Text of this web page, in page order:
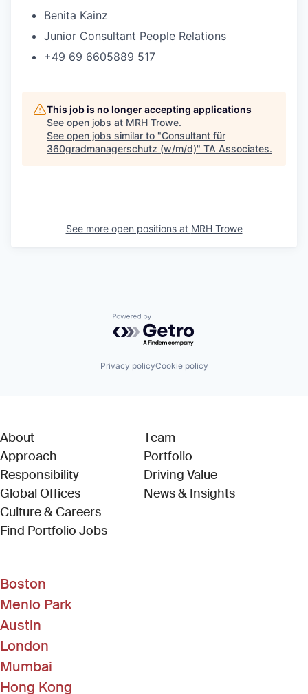
Benita Kainz
Junior Consultant People Relations
+49 69 6605889 517
This job is no longer accepting applications
See open jobs at MRH Trowe.
See open jobs similar to "Consultant für
360gradmanagerschutz (w/m/d)" TA Associates.
See more open positions at MRH Trowe
Powered by Getro.com
Privacy policyCookie policy
About
Approach
Responsibility
Global Offices
Culture & Careers
Find Portfolio Jobs(Link opens in new window)
Team
Portfolio
Driving Value
News & Insights
Boston
Menlo Park
Austin
London
Mumbai
Hong Kong